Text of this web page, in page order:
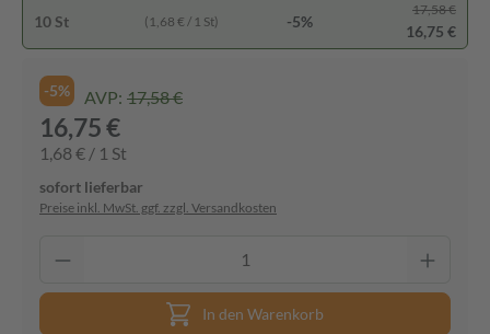
10 St (1,68 € / 1 St) -5%
17,58 €
16,75 €
-5% AVP: 17,58 €
16,75 €
1,68 € / 1 St
sofort lieferbar
Preise inkl. MwSt. ggf. zzgl. Versandkosten
In den Warenkorb